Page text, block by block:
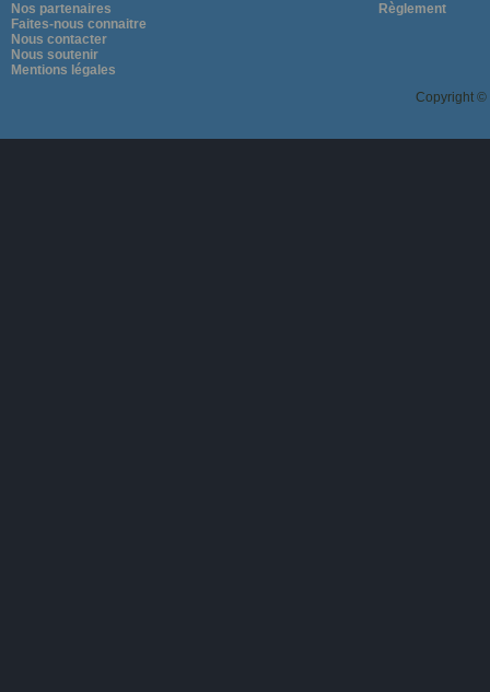
Nos partenaires
Faites-nous connaitre
Nous contacter
Nous soutenir
Mentions légales
Règlement
Copyright ©